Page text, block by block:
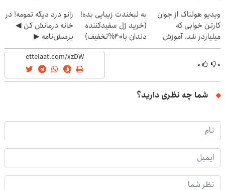
ویدیو هولناک از جوان
کارتن خوابی که
میلیاردر شد. آموزش
رایگان
به لبخندت زیبایی بده!
(خرید ژل سفیدکننده
دندان با40%تخفیف)
زانو درد دیگه تمومه! در
خانه درمانش کن ◀
پرسش‌نامه ▶
۰ ۰
شما چه نظری دارید؟